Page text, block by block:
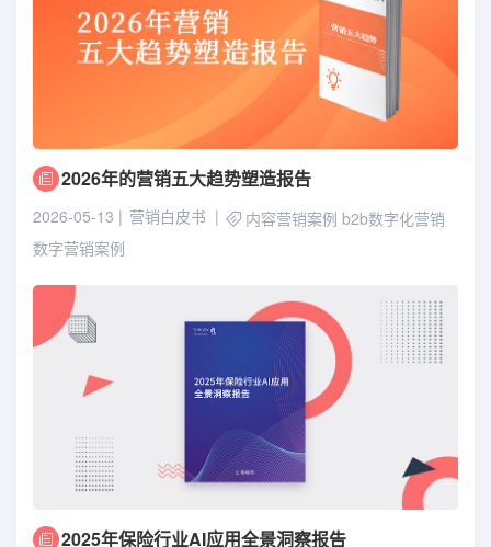
2026年的营销五大趋势塑造报告
2026-05-13 营销白皮书 内容营销案例 b2b数字化营销
数字营销案例
2025年保险行业AI应用全景洞察报告